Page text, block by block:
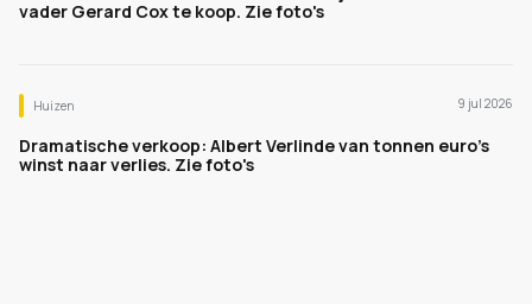
vader Gerard Cox te koop. Zie foto's
Huizen 9 jul 2026
Dramatische verkoop: Albert Verlinde van tonnen euro's
winst naar verlies. Zie foto's